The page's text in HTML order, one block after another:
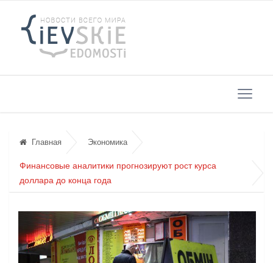
Главная Экономика
Финансовые аналитики прогнозируют рост курса
доллара до конца года